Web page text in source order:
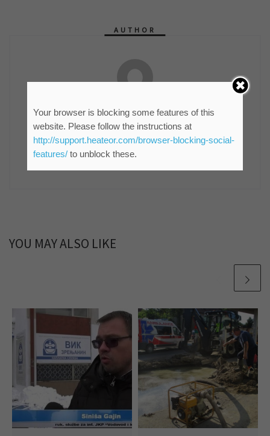
AUTHOR
Руководилац Службе информисања и пословних
комуникација ЈКП "Водовод и канализација"
Зрењанин
YOU MAY ALSO LIKE
Your browser is blocking some features of this
website. Please follow the instructions at
http://support.heateor.com/browser-blocking-social-
features/to unblock these.